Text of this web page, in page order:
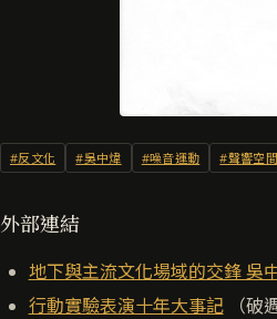
#反文化 #吳中煒 #噪音運動 #聲響空間
外部連結
地下與主流文化場域的交鋒 吳
行動實驗表演十年大事記（破週